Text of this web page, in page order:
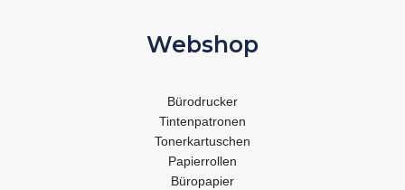
Webshop
Bürodrucker
Tintenpatronen
Tonerkartuschen
Papierrollen
Büropapier